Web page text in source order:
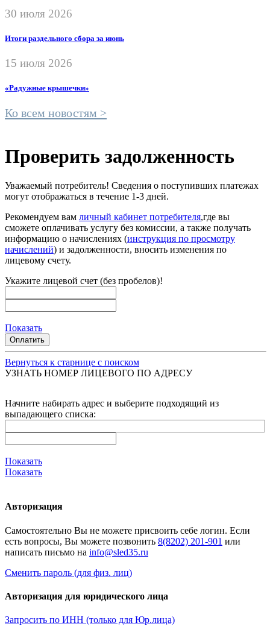
30 июля 2026
Итоги раздельного сбора за июнь
15 июля 2026
«Радужные крышечки»
Ко всем новостям >
Проверить задолженность
Уважаемый потребитель! Сведения о поступивших платежах
могут отображаться в течение 1-3 дней.
Рекомендуем вам личный кабинет потребителя,где вы
сможете оплачивать услугу без комиссии, а также получать
информацию о начислениях (инструкция по просмотру
начислений) и задолженности, вносить изменения по
лицевому счету.
Укажите лицевой счет (без пробелов)!
Показать
Оплатить
Вернуться к старнице с поиском
УЗНАТЬ НОМЕР ЛИЦЕВОГО ПО АДРЕСУ
Начните набирать адрес и выберите подходящий из
выпадающего списка:
Показать
Показать
Авторизация
Cамостоятельно Вы не можете присвоить себе логин. Если
есть вопросы, Вы можете позвонить 8(8202) 201-901 или
написать письмо на
Сменить пароль (для физ. лиц)
Авторизация для юридического лица
Запросить по ИНН (только для Юр.лица)